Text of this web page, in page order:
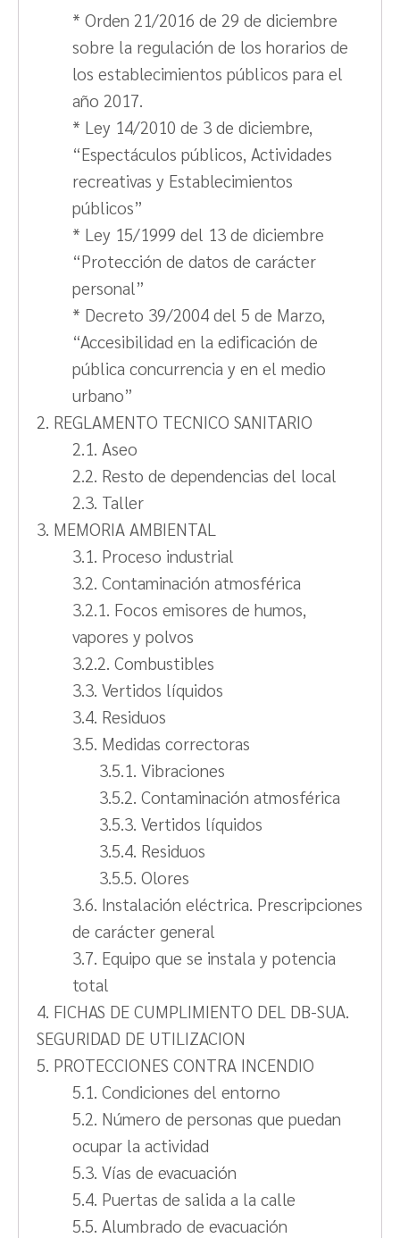
* Orden 21/2016 de 29 de diciembre
sobre la regulación de los horarios de
los establecimientos públicos para el
año 2017.
* Ley 14/2010 de 3 de diciembre,
“Espectáculos públicos, Actividades
recreativas y Establecimientos
públicos”
* Ley 15/1999 del 13 de diciembre
“Protección de datos de carácter
personal”
* Decreto 39/2004 del 5 de Marzo,
“Accesibilidad en la edificación de
pública concurrencia y en el medio
urbano”
2. REGLAMENTO TECNICO SANITARIO
2.1. Aseo
2.2. Resto de dependencias del local
2.3. Taller
3. MEMORIA AMBIENTAL
3.1. Proceso industrial
3.2. Contaminación atmosférica
3.2.1. Focos emisores de humos,
vapores y polvos
3.2.2. Combustibles
3.3. Vertidos líquidos
3.4. Residuos
3.5. Medidas correctoras
3.5.1. Vibraciones
3.5.2. Contaminación atmosférica
3.5.3. Vertidos líquidos
3.5.4. Residuos
3.5.5. Olores
3.6. Instalación eléctrica. Prescripciones
de carácter general
3.7. Equipo que se instala y potencia
total
4. FICHAS DE CUMPLIMIENTO DEL DB-SUA.
SEGURIDAD DE UTILIZACION
5. PROTECCIONES CONTRA INCENDIO
5.1. Condiciones del entorno
5.2. Número de personas que puedan
ocupar la actividad
5.3. Vías de evacuación
5.4. Puertas de salida a la calle
5.5. Alumbrado de evacuación